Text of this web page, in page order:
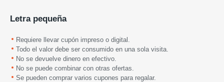
Letra pequeña
Requiere llevar cupón impreso o digital.
Todo el valor debe ser consumido en una sola visita.
No se devuelve dinero en efectivo.
No se puede combinar con otras ofertas.
Se pueden comprar varios cupones para regalar.